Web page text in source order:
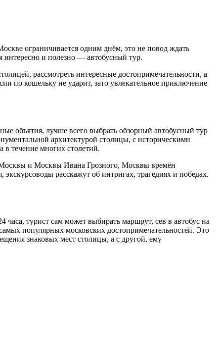
ограничивается одним днём, это не повод ждать
интересно и полезно — автобусный тур.
рассмотреть интересные достопримечательности, а
по кошельку не ударит, зато увлекательное приключение
объятия, лучше всего выбрать обзорный автобусный тур
архитектурой столицы, с историческими
течение многих столетий.
Москвы и Москвы Ивана Грозного, Москвы времён
расскажут об интригах, трагедиях и победах.
турист сам может выбирать маршрут, сев в автобус на
популярных московских достопримечательностей. Это
знаковых мест столицы, а с другой, ему